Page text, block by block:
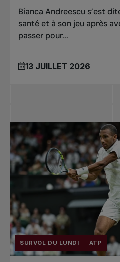
Bianca Andreescu s’est
santé et à son jeu après
passer pour...
13 JUILLET 2026
SURVOL DU LUNDI ATP